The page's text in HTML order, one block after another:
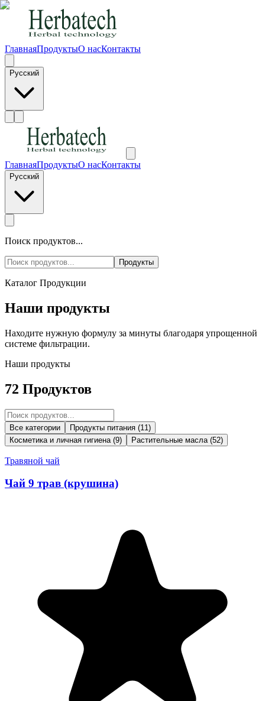
ГлавнаяПродуктыО насКонтакты
Русский
ГлавнаяПродуктыО насКонтакты
Русский
Поиск продуктов...
Продукты
Каталог Продукции
Наши продукты
Находите нужную формулу за минуты благодаря упрощенной
системе фильтрации.
Наши продукты
72 Продуктов
Все категории Продукты питания (11)
Косметика и личная гигиена (9) Растительные масла (52)
Травяной чай
Чай 9 трав (крушина)